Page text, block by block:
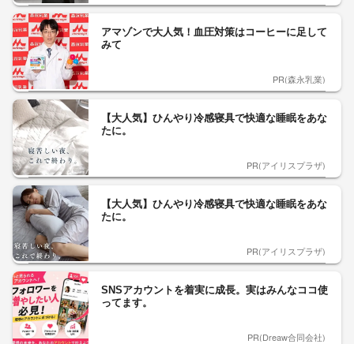
アマゾンで大人気！血圧対策はコーヒーに足して
みて
PR(森永乳業)
【大人気】ひんやり冷感寝具で快適な睡眠をあな
たに。
PR(アイリスプラザ)
【大人気】ひんやり冷感寝具で快適な睡眠をあな
たに。
PR(アイリスプラザ)
SNSアカウントを着実に成長。実はみんなココ使
ってます。
PR(Dreaw合同会社)